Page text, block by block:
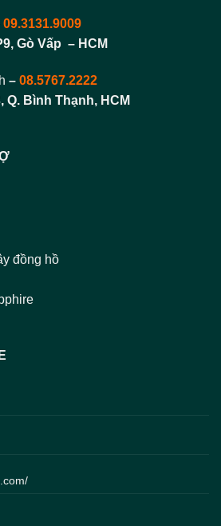
09.3131.9009
Gò Vấp – HCM
– 08.5767.2222
Q. Bình Thạnh, HCM
đồng hồ